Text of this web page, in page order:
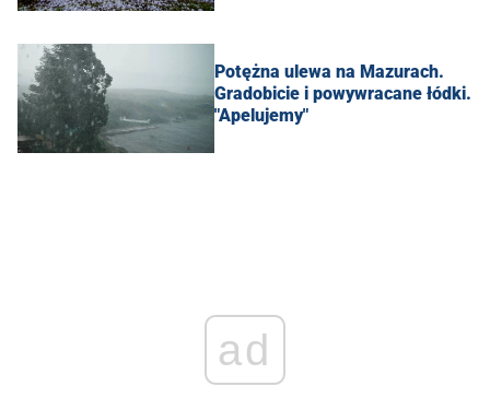
Potężna ulewa na Mazurach.
Gradobicie i powywracane łódki.
"Apelujemy"
ad